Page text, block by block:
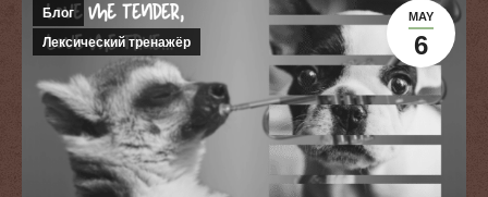
MAY
6
Блог
Лексический тренажёр